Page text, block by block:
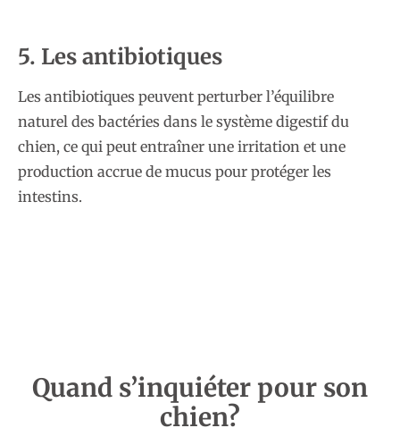
5. Les antibiotiques
Les antibiotiques peuvent perturber l’équilibre
naturel des bactéries dans le système digestif du
chien, ce qui peut entraîner une irritation et une
production accrue de mucus pour protéger les
intestins.
Quand s’inquiéter pour son
chien?